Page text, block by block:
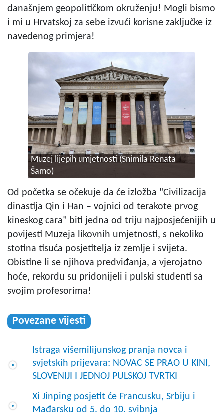
današnjem geopolitičkom okruženju! Mogli bismo
i mi u Hrvatskoj za sebe izvući korisne zaključke iz
navedenog primjera!
Muzej lijepih umjetnosti (Snimila Renata
Šamo)
Od početka se očekuje da će izložba "Civilizacija
dinastija Qin i Han – vojnici od terakote prvog
kineskog cara" biti jedna od triju najposjećenijih u
povijesti Muzeja likovnih umjetnosti, s nekoliko
stotina tisuća posjetitelja iz zemlje i svijeta.
Obistine li se njihova predviđanja, a vjerojatno
hoće, rekordu su pridonijeli i pulski studenti sa
svojim profesorima!
Povezane vijesti
Istraga višemilijunskog pranja novca i
svjetskih prijevara: NOVAC SE PRAO U KINI,
SLOVENIJI I JEDNOJ PULSKOJ TVRTKI
Xi Jinping posjetit će Francusku, Srbiju i
Mađarsku od 5. do 10. svibnja